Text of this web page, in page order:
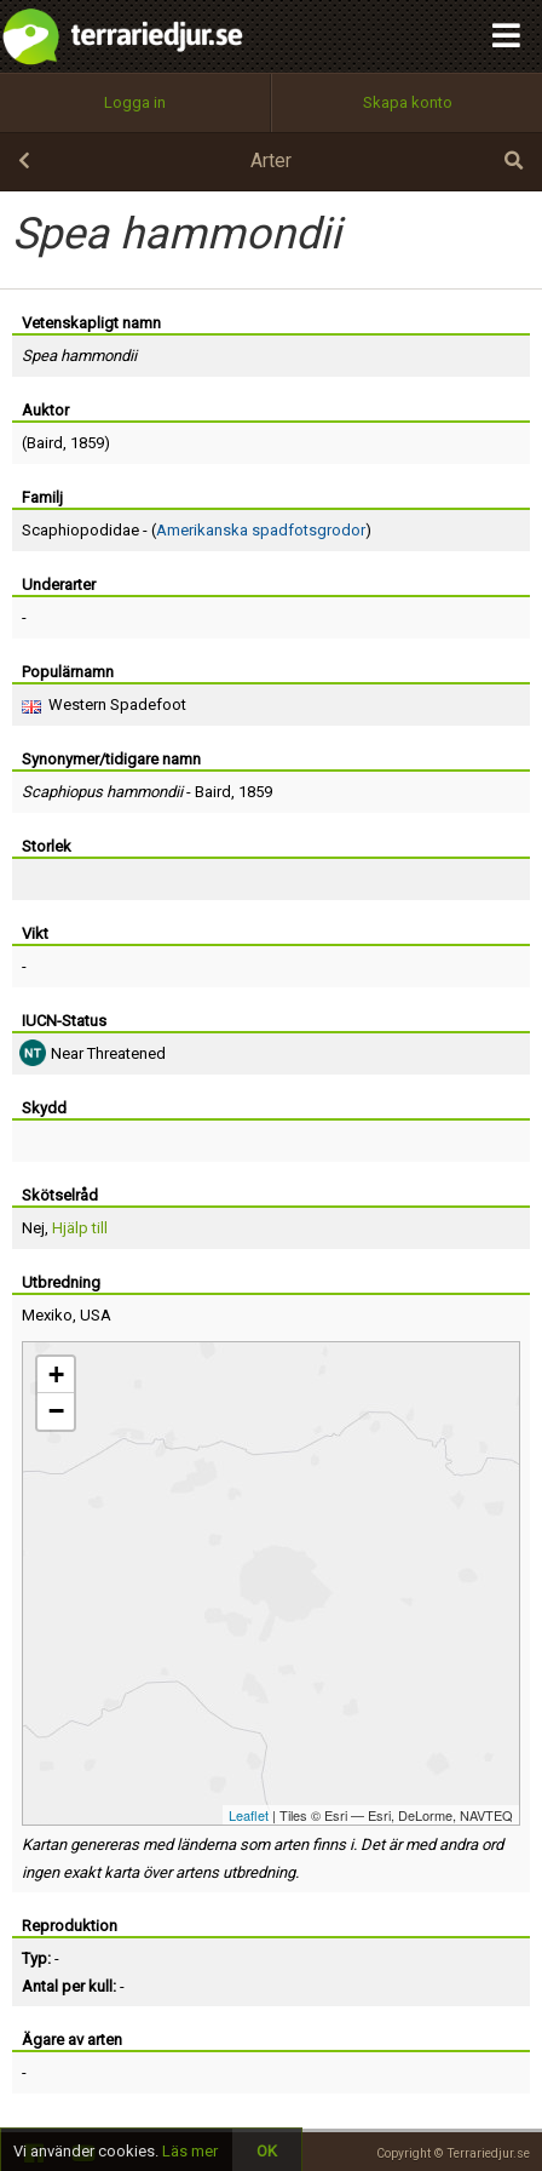
Logga in Skapa konto
Arter
Spea hammondii
Vetenskapligt namn
Spea hammondii
Auktor
(Baird, 1859)
Familj
Scaphiopodidae - (Amerikanska spadfotsgrodor)
Underarter
-
Populärnamn
Western Spadefoot
Synonymer/tidigare namn
Scaphiopus hammondii- Baird, 1859
Storlek
Vikt
-
IUCN-Status
Near Threatened
Skydd
Skötselråd
Nej, Hjälp till
Utbredning
Mexiko, USA
+
−
Leaflet | Tiles © Esri — Esri, DeLorme, NAVTEQ
Kartan genereras med länderna som arten finns i. Det är med andra ord
ingen exakt karta över artens utbredning.
Reproduktion
Typ: -
Antal per kull: -
Ägare av arten
-
Copyright © Terrariedjur.se
Utför
100%
OK
integritetspolicy
Namn:
Epost:
Användarnamn:
Lösenord:
Terms of Service
Skapa konto
Begär nytt lösenord
Tillbaka till förstasidan
Vi använder cookies. Läs mer OK